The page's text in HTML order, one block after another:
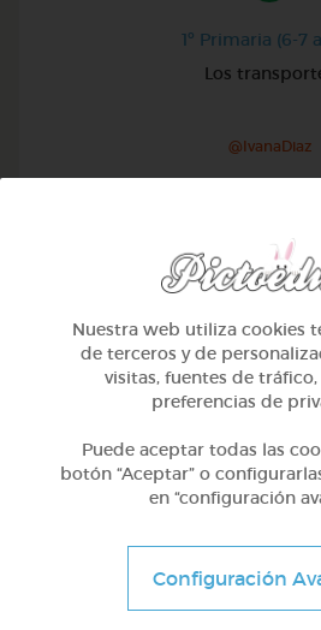
1º Primaria (6-7
Los
@IvanaDiaz
1º Primaria (6-7
Educación vial en
Nuestra web utiliza cookies
de terceros y de
visitas, fuentes de
preferencias de
Puede aceptar todas las
botón “Aceptar” o
en “configuración
Configuración